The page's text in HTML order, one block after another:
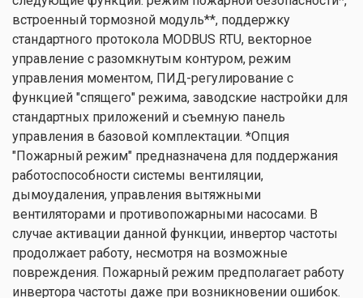
встроенный тормозной модуль**, поддержку
стандартного протокола MODBUS RTU, векторное
управление с разомкнутым контуром, режим
управления моментом, ПИД-регулирование с
функцией "спящего" режима, заводские настройки для
стандартных приложений и съемную панель
управления в базовой комплектации. *Опция
"Пожарный режим" предназначена для поддержания
работоспособности системы вентиляции,
дымоудаления, управления вытяжными
вентиляторами и противопожарными насосами. В
случае активации данной функции, инвертор частоты
продолжает работу, несмотря на возможные
повреждения. Пожарный режим предполагает работу
инвертора частоты даже при возникновении ошибок.